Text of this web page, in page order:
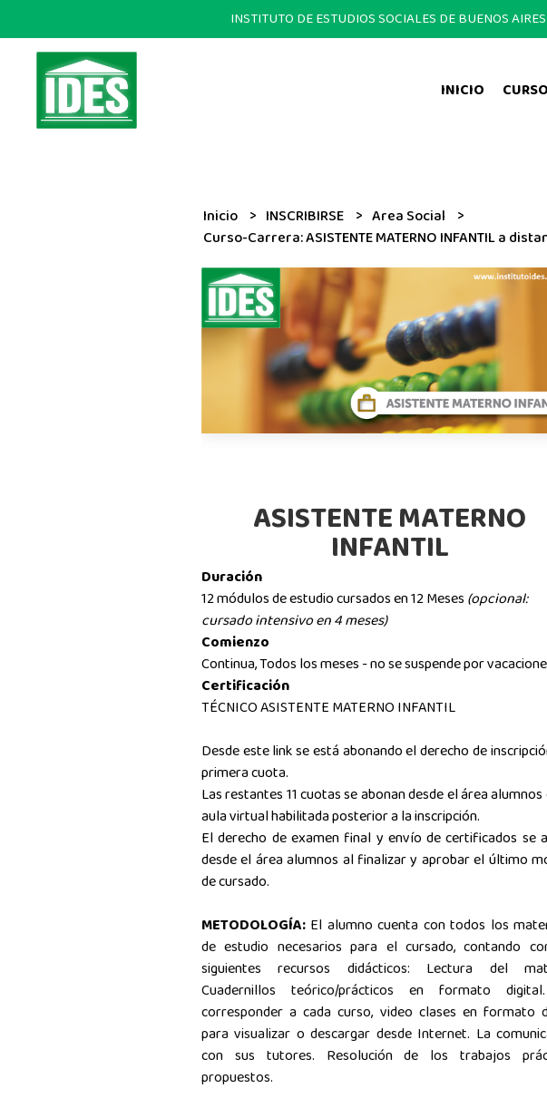
INSTITUTO DE ESTUDIOS SOCIALES DE BUENOS
INICIO
Inicio INSCRIBIRSE
Area Social
Curso-Carrera: ASISTENTE MATERNO INFANTIL a
ASISTENTE MATERNO
INFANTIL
Duración
12 módulos de estudio cursados en 12 Meses (opcional:
cursado intensivo en 4 meses)
Comienzo
Continua, Todos los meses - no se suspende por
Certificación
TÉCNICO ASISTENTE MATERNO INFANTIL
Desde este link se está abonando el derecho de
primera cuota.
Las restantes 11 cuotas se abonan desde el área alumnos
aula virtual habilitada posterior a la inscripción.
El derecho de examen final y envío de certificados se
desde el área alumnos al finalizar y aprobar el último
de cursado.
METODOLOGÍA: El alumno cuenta con todos los
de estudio necesarios para el cursado, contando
siguientes recursos didácticos: Lectura del
Cuadernillos teórico/prácticos en formato
corresponder a cada curso, video clases en formato
para visualizar o descargar desde Internet. La
con sus tutores. Resolución de los trabajos
propuestos.